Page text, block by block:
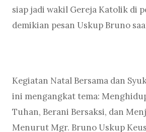
siap jadi wakil Gereja Katolik di
demikian pesan Uskup Bruno
Kegiatan Natal Bersama dan
ini mengangkat tema:
Tuhan, Berani Bersaksi, dan
Menurut Mgr. Bruno Uskup